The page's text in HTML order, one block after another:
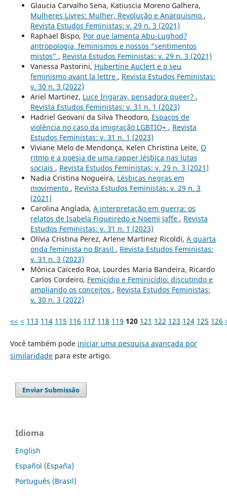
Glaucia Carvalho Sena, Katiuscia Moreno Galhera,
Mulheres Livres: Mulher, Revolução e Anarquismo ,
Revista Estudos Feministas: v. 29 n. 3 (2021)
Raphael Bispo, Por que lamenta Abu-Lughod?
antropologia, feminismos e nossos “sentimentos
mistos” , Revista Estudos Feministas: v. 29 n. 3 (2021)
Vanessa Pastorini, Hubertine Auclert e o seu
feminismo avant la lettre , Revista Estudos Feministas:
v. 30 n. 3 (2022)
Ariel Martinez, Luce Irigaray, pensadora queer? ,
Revista Estudos Feministas: v. 31 n. 1 (2023)
Hadriel Geovani da Silva Theodoro, Espaços de
violência no caso da imigração LGBTIQ+ , Revista
Estudos Feministas: v. 31 n. 1 (2023)
Viviane Melo de Mendonça, Kelen Christina Leite, O
ritmo e a poesia de uma rapper lésbica nas lutas
sociais , Revista Estudos Feministas: v. 29 n. 3 (2021)
Nadia Cristina Nogueira, Lésbicas negras em
movimento , Revista Estudos Feministas: v. 29 n. 3
(2021)
Carolina Anglada, A interpretação em guerra: os
relatos de Isabela Figueiredo e Noemi Jaffe , Revista
Estudos Feministas: v. 31 n. 1 (2023)
Olívia Cristina Perez, Arlene Martinez Ricoldi, A quarta
onda feminista no Brasil , Revista Estudos Feministas:
v. 31 n. 3 (2023)
Mônica Caicedo Roa, Lourdes Maria Bandeira, Ricardo
Carlos Cordeiro, Femicídio e Feminicídio: discutindo e
ampliando os conceitos , Revista Estudos Feministas:
v. 30 n. 3 (2022)
<< < 113 114 115 116 117 118 119 120 121 122 123 124 125 126
Você também pode iniciar uma pesquisa avançada por
similaridadepara este artigo.
Enviar Submissão
Idioma
English
Español (España)
Português (Brasil)